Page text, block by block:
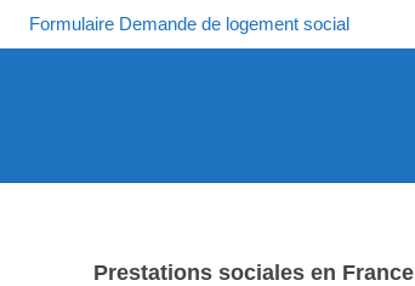
Formulaire Demande de logement social
Prestations sociales en France